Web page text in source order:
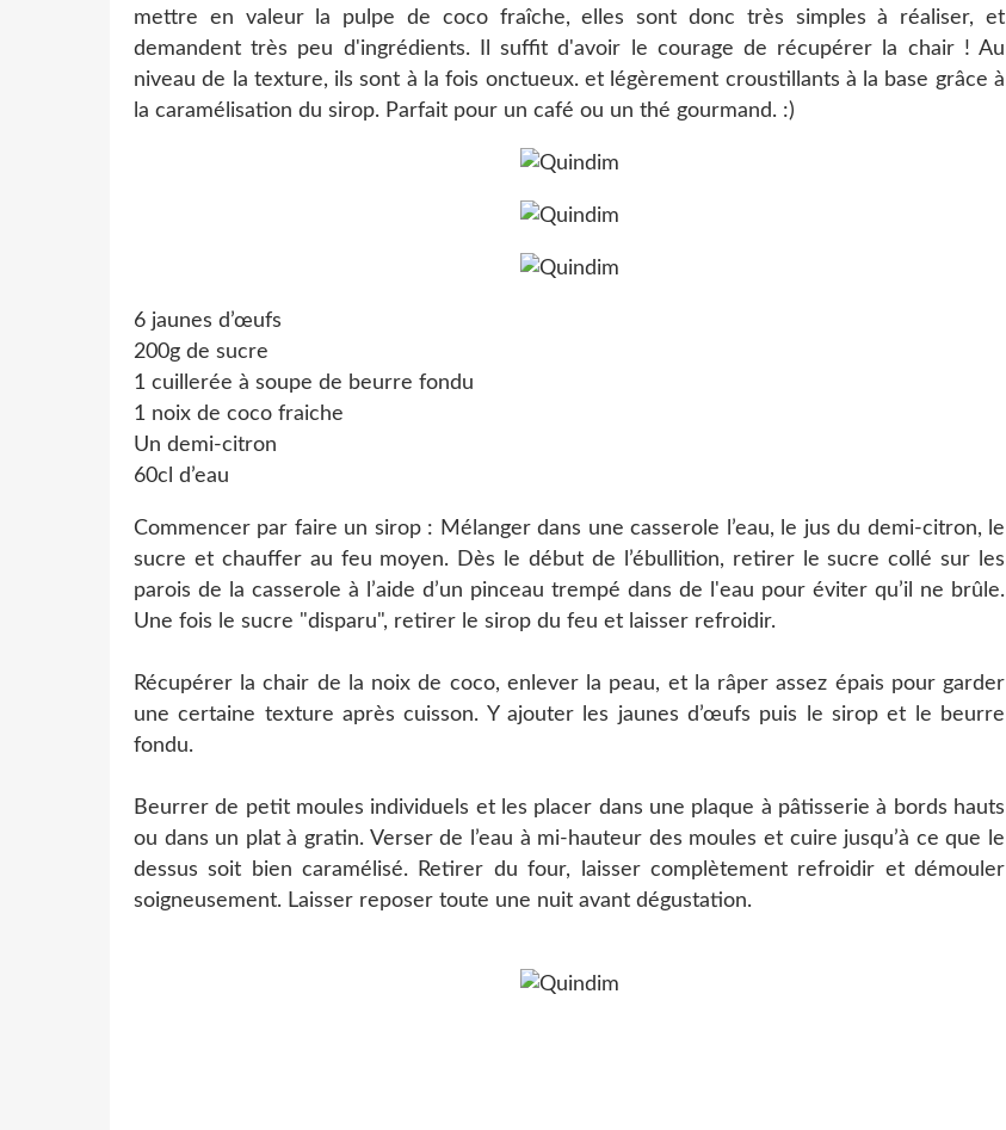
mettre en valeur la pulpe de coco fraîche, elles sont donc très simples à réaliser, et
demandent très peu d'ingrédients. Il suffit d'avoir le courage de récupérer la chair ! Au
niveau de la texture, ils sont à la fois onctueux. et légèrement croustillants à la base grâce à
la caramélisation du sirop. Parfait pour un café ou un thé gourmand. :)
6 jaunes d’œufs
200g de sucre
1 cuillerée à soupe de beurre fondu
1 noix de coco fraiche
Un demi-citron
60cl d’eau
Commencer par faire un sirop : Mélanger dans une casserole l’eau, le jus du demi-citron, le
sucre et chauffer au feu moyen. Dès le début de l’ébullition, retirer le sucre collé sur les
parois de la casserole à l’aide d’un pinceau trempé dans de l'eau pour éviter qu’il ne brûle.
Une fois le sucre "disparu", retirer le sirop du feu et laisser refroidir.
Récupérer la chair de la noix de coco, enlever la peau, et la râper assez épais pour garder
une certaine texture après cuisson. Y ajouter les jaunes d’œufs puis le sirop et le beurre
fondu.
Beurrer de petit moules individuels et les placer dans une plaque à pâtisserie à bords hauts
ou dans un plat à gratin. Verser de l’eau à mi-hauteur des moules et cuire jusqu’à ce que le
dessus soit bien caramélisé. Retirer du four, laisser complètement refroidir et démouler
soigneusement. Laisser reposer toute une nuit avant dégustation.